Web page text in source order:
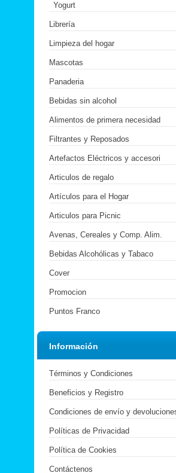
Yogurt
Librería
Limpieza del hogar
Mascotas
Panaderia
Bebidas sin alcohol
Alimentos de primera necesidad
Filtrantes y Reposados
Artefactos Eléctricos y accesori
Articulos de regalo
Artículos para el Hogar
Articulos para Picnic
Avenas, Cereales y Comp. Alim.
Bebidas Alcohólicas y Tabaco
Cover
Promocion
Puntos Franco
Información
Términos y Condiciones
Beneficios y Registro
Condiciones de envío y
Políticas de Privacidad
Política de Cookies
Contáctenos